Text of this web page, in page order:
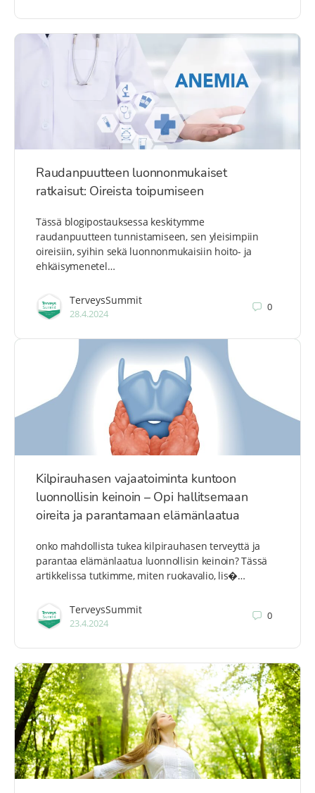
Raudanpuutteen luonnonmukaiset
ratkaisut: Oireista toipumiseen
Tässä blogipostauksessa keskitymme
raudanpuutteen tunnistamiseen, sen yleisimpiin
oireisiin, syihin sekä luonnonmukaisiin hoito- ja
ehkäisymenetel…
TerveysSummit
28.4.2024
0
Kilpirauhasen vajaatoiminta kuntoon
luonnollisin keinoin – Opi hallitsemaan
oireita ja parantamaan elämänlaatua
onko mahdollista tukea kilpirauhasen terveyttä ja
parantaa elämänlaatua luonnollisin keinoin? Tässä
artikkelissa tutkimme, miten ruokavalio, lis�…
TerveysSummit
23.4.2024
0